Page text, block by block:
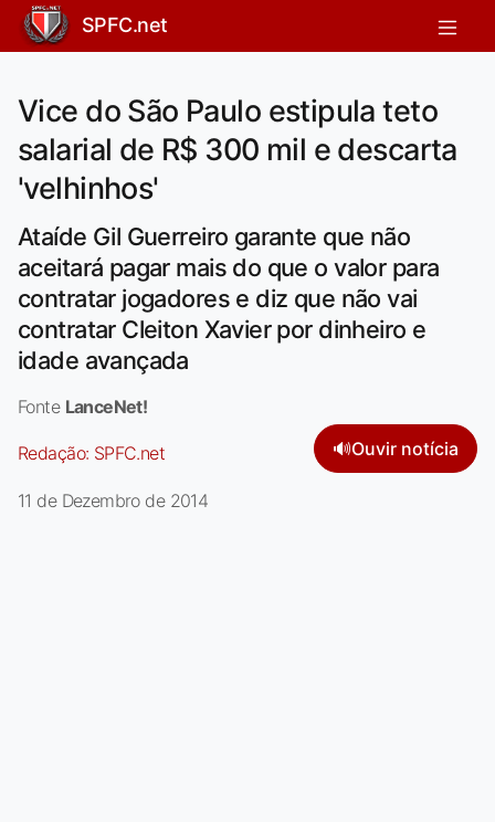
SPFC.net
Vice do São Paulo estipula teto
salarial de R$ 300 mil e descarta
'velhinhos'
Ataíde Gil Guerreiro garante que não
aceitará pagar mais do que o valor para
contratar jogadores e diz que não vai
contratar Cleiton Xavier por dinheiro e
idade avançada
Fonte LanceNet!
Redação: SPFC.net 🔊Ouvir notícia
11 de Dezembro de 2014